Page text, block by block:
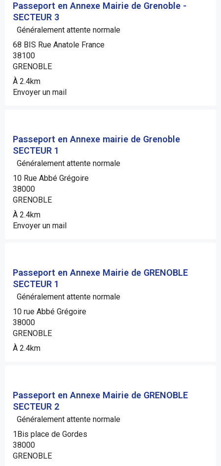
Passeport en Annexe Mairie de Grenoble -
SECTEUR 3
Généralement attente normale
68 BIS Rue Anatole France
38100
GRENOBLE
À 2.4km
Envoyer un mail
Passeport en Annexe mairie de Grenoble
SECTEUR 1
Généralement attente normale
10 Rue Abbé Grégoire
38000
GRENOBLE
À 2.4km
Envoyer un mail
Passeport en Annexe Mairie de GRENOBLE
SECTEUR 1
Généralement attente normale
10 rue Abbé Grégoire
38000
GRENOBLE
À 2.4km
Passeport en Annexe Mairie de GRENOBLE
SECTEUR 2
Généralement attente normale
1Bis place de Gordes
38000
GRENOBLE